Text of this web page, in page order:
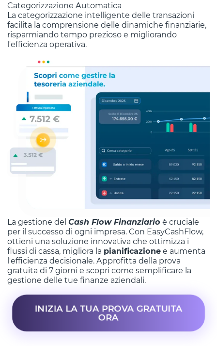
Categorizzazione Automatica
La categorizzazione intelligente delle transazioni
facilita la comprensione delle dinamiche finanziarie,
risparmiando tempo prezioso e migliorando
l'efficienza operativa.
La gestione del Cash Flow Finanziario è cruciale
per il successo di ogni impresa. Con EasyCashFlow,
ottieni una soluzione innovativa che ottimizza i
flussi di cassa, migliora la pianificazione e aumenta
l'efficienza decisionale. Approfitta della prova
gratuita di 7 giorni e scopri come semplificare la
gestione delle tue finanze aziendali.
INIZIA LA TUA PROVA GRATUITA
ORA